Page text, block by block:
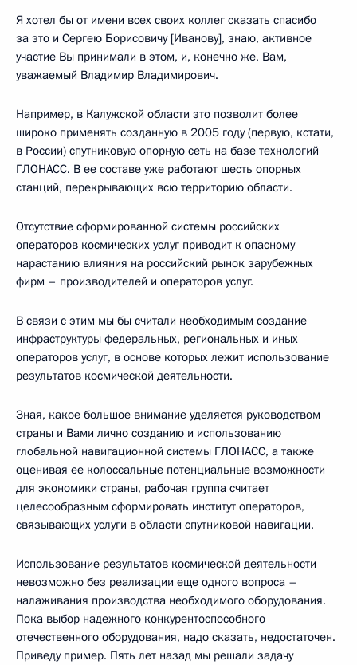
Я хотел бы от имени всех своих коллег сказать спасибо
за это и Сергею Борисовичу [Иванову], знаю, активное
участие Вы принимали в этом, и, конечно же, Вам,
уважаемый Владимир Владимирович.
Например, в Калужской области это позволит более
широко применять созданную в 2005 году (первую, кстати,
в России) спутниковую опорную сеть на базе технологий
ГЛОНАСС. В ее составе уже работают шесть опорных
станций, перекрывающих всю территорию области.
Отсутствие сформированной системы российских
операторов космических услуг приводит к опасному
нарастанию влияния на российский рынок зарубежных
фирм – производителей и операторов услуг.
В связи с этим мы бы считали необходимым создание
инфраструктуры федеральных, региональных и иных
операторов услуг, в основе которых лежит использование
результатов космической деятельности.
Зная, какое большое внимание уделяется руководством
страны и Вами лично созданию и использованию
глобальной навигационной системы ГЛОНАСС, а также
оценивая ее колоссальные потенциальные возможности
для экономики страны, рабочая группа считает
целесообразным сформировать институт операторов,
связывающих услуги в области спутниковой навигации.
Использование результатов космической деятельности
невозможно без реализации еще одного вопроса –
налаживания производства необходимого оборудования.
Пока выбор надежного конкурентоспособного
отечественного оборудования, надо сказать, недостаточен.
Приведу пример. Пять лет назад мы решали задачу